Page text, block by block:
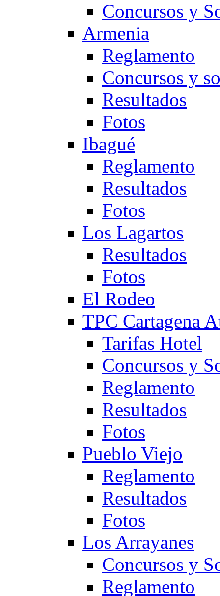
Concursos y
Armenia
Reglamento
Concursos y
Resultados
Fotos
Ibagué
Reglamento
Resultados
Fotos
Los Lagartos
Resultados
Fotos
El Rodeo
TPC Cartagena
Tarifas Hotel
Concursos y
Reglamento
Resultados
Fotos
Pueblo Viejo
Reglamento
Resultados
Fotos
Los Arrayanes
Concursos y
Reglamento